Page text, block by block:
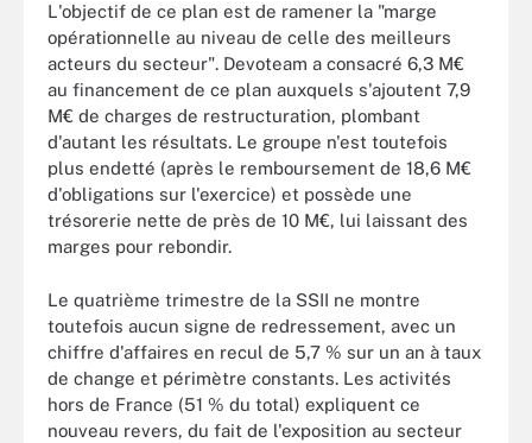
L'objectif de ce plan est de ramener la "marge
opérationnelle au niveau de celle des meilleurs
acteurs du secteur". Devoteam a consacré 6,3 M€
au financement de ce plan auxquels s'ajoutent 7,9
M€ de charges de restructuration, plombant
d'autant les résultats. Le groupe n'est toutefois
plus endetté (après le remboursement de 18,6 M€
d'obligations sur l'exercice) et possède une
trésorerie nette de près de 10 M€, lui laissant des
marges pour rebondir.
Le quatrième trimestre de la SSII ne montre
toutefois aucun signe de redressement, avec un
chiffre d'affaires en recul de 5,7 % sur un an à taux
de change et périmètre constants. Les activités
hors de France (51 % du total) expliquent ce
nouveau revers, du fait de l'exposition au secteur